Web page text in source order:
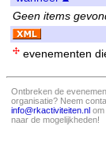
Geen items
evenementen
Ontbreken de
organisatie? Neem
info@rkactiviteiten.nl om
naar de mogelijkheden!